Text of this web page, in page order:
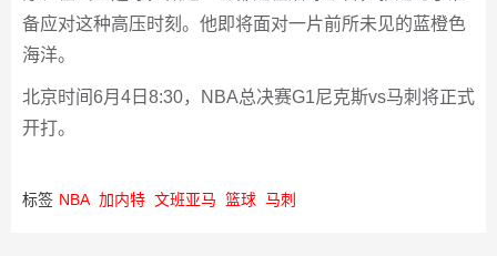
备应对这种高压时刻。他即将面对一片前所未见的蓝橙色
海洋。
北京时间6月4日8:30，NBA总决赛G1尼克斯vs马刺将正式
开打。
标签 NBA 加内特 文班亚马 篮球 马刺